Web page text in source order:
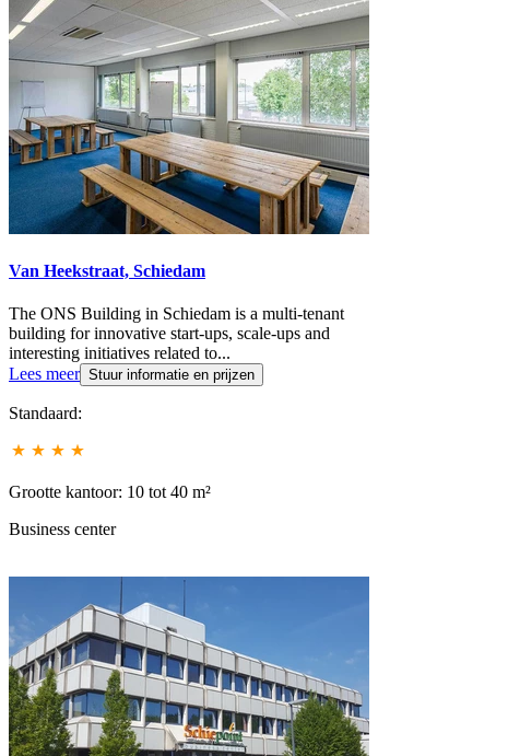
Van Heekstraat, Schiedam
The ONS Building in Schiedam is a multi-tenant
building for innovative start-ups, scale-ups and
interesting initiatives related to...
Lees meer Stuur informatie en prijzen
Standaard:
Grootte kantoor: 10 tot 40 m²
Business center